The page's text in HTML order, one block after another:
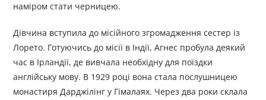
наміром стати черницею.
Дівчина вступила до місійного згромадження сестер із
Лорето. Готуючись до місії в Індії, Агнес пробула деякий
час в Ірландії, де вивчала необхідну для поїздки
англійську мову. В 1929 році вона стала послушницею
монастиря Дарджілінг у Гімалаях. Через два роки склала